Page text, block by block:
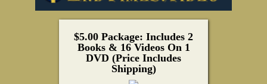
$5.00 Package: Includes 2
Books & 16 Videos On 1
DVD (Price Includes
Shipping)